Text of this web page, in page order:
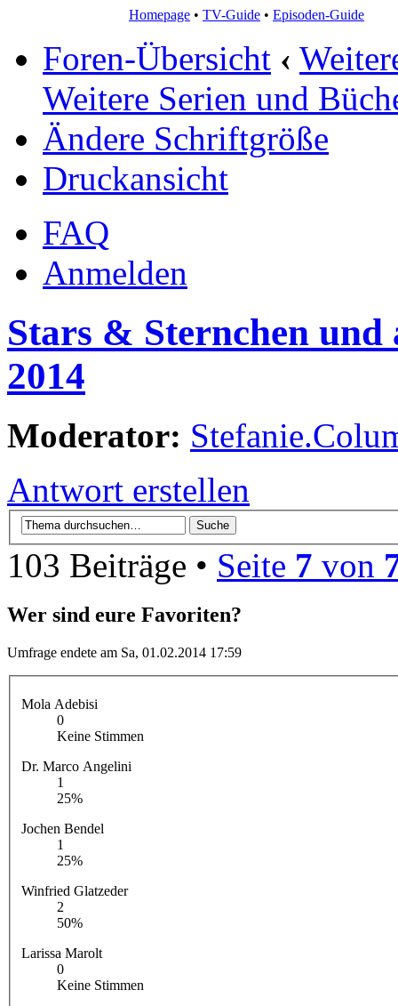
Homepage • TV-Guide • Episoden-Guide
Foren-Übersicht ‹
Weitere Serien und
Ändere Schriftgröße
Druckansicht
FAQ
Anmelden
Stars & Sternchen und
2014
Moderator:
Antwort erstellen
103 Beiträge • Seite 7 von
Wer sind eure Favoriten?
Umfrage endete am Sa, 01.02.2014 17:59
Mola Adebisi
0
Keine Stimmen
Dr. Marco Angelini
1
25%
Jochen Bendel
1
25%
Winfried Glatzeder
2
50%
Larissa Marolt
0
Keine Stimmen